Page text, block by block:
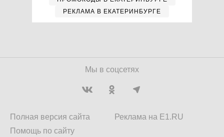
РЕКЛАМА В ЕКАТЕРИНБУРГЕ
Мы в соцсетях
Полная версия сайта
Помощь по сайту
Реклама на E1.RU